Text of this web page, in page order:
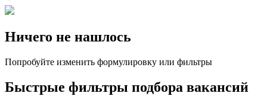
Ничего не нашлось
Попробуйте изменить формулировку или фильтры
Быстрые фильтры подбора вакансий